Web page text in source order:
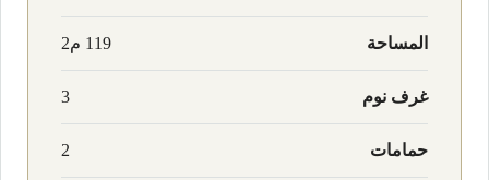
المساحة 119 م2
غرف نوم 3
حمامات 2